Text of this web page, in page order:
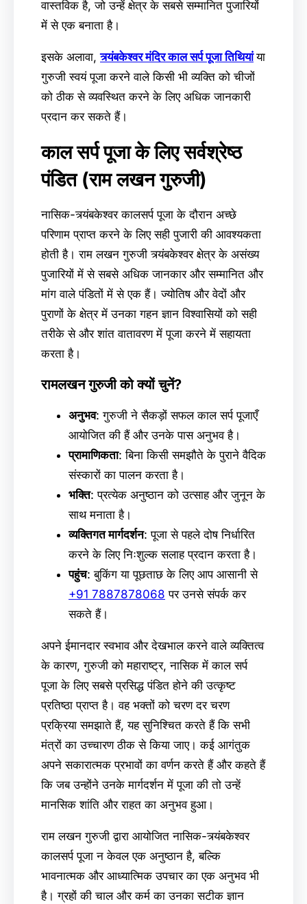
वास्तविक है, जो उन्हें क्षेत्र के सबसे सम्मानित पुजारियों
में से एक बनाता है।
इसके अलावा,त्र्यंबकेश्वर मंदिर काल सर्प पूजा तिथियां या
गुरुजी स्वयं पूजा करने वाले किसी भी व्यक्ति को चीजों
को ठीक से व्यवस्थित करने के लिए अधिक जानकारी
प्रदान कर सकते हैं।
काल सर्प पूजा के लिए सर्वश्रेष्ठ
पंडित (राम लखन गुरुजी)
नासिक-त्र्यंबकेश्वर कालसर्प पूजा के दौरान अच्छे
परिणाम प्राप्त करने के लिए सही पुजारी की आवश्यकता
होती है। राम लखन गुरुजी त्र्यंबकेश्वर क्षेत्र के असंख्य
पुजारियों में से सबसे अधिक जानकार और सम्मानित और
मांग वाले पंडितों में से एक हैं। ज्योतिष और वेदों और
पुराणों के क्षेत्र में उनका गहन ज्ञान विश्वासियों को सही
तरीके से और शांत वातावरण में पूजा करने में सहायता
करता है।
रामलखन गुरुजी को क्यों चुनें?
अनुभव: गुरुजी ने सैकड़ों सफल काल सर्प पूजाएँ
आयोजित की हैं और उनके पास अनुभव है।
प्रामाणिकता: बिना किसी समझौते के पुराने वैदिक
संस्कारों का पालन करता है।
भक्ति: प्रत्येक अनुष्ठान को उत्साह और जुनून के
साथ मनाता है।
व्यक्तिगत मार्गदर्शन: पूजा से पहले दोष निर्धारित
करने के लिए निःशुल्क सलाह प्रदान करता है।
पहुंच: बुकिंग या पूछताछ के लिए आप आसानी से
+91 7887878068 पर उनसे संपर्क कर
सकते हैं।
अपने ईमानदार स्वभाव और देखभाल करने वाले व्यक्तित्व
के कारण, गुरुजी को महाराष्ट्र, नासिक में काल सर्प
पूजा के लिए सबसे प्रसिद्ध पंडित होने की उत्कृष्ट
प्रतिष्ठा प्राप्त है। वह भक्तों को चरण दर चरण
प्रक्रिया समझाते हैं, यह सुनिश्चित करते हैं कि सभी
मंत्रों का उच्चारण ठीक से किया जाए। कई आगंतुक
अपने सकारात्मक प्रभावों का वर्णन करते हैं और कहते हैं
कि जब उन्होंने उनके मार्गदर्शन में पूजा की तो उन्हें
मानसिक शांति और राहत का अनुभव हुआ।
राम लखन गुरुजी द्वारा आयोजित नासिक-त्र्यंबकेश्वर
कालसर्प पूजा न केवल एक अनुष्ठान है, बल्कि
भावनात्मक और आध्यात्मिक उपचार का एक अनुभव भी
है। ग्रहों की चाल और कर्म का उनका सटीक ज्ञान